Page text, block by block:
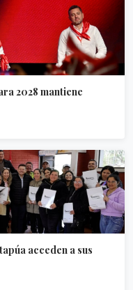
2028 mantiene
acceden a sus